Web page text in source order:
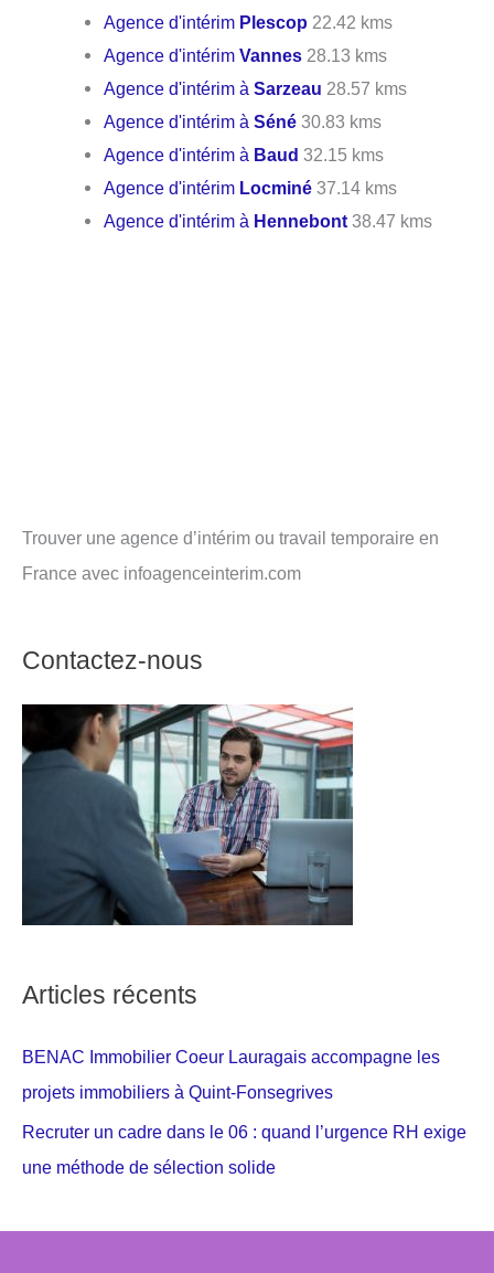
Agence d'intérim Plescop 22.42 kms
Agence d'intérimVannes 28.13 kms
Agence d'intérim àSarzeau 28.57 kms
Agence d'intérim àSéné 30.83 kms
Agence d'intérim à Baud 32.15 kms
Agence d'intérim Locminé 37.14 kms
Agence d'intérim à Hennebont 38.47 kms
Trouver une agence d’intérim ou travail temporaire en
France avec infoagenceinterim.com
Contactez-nous
Articles récents
BENAC Immobilier Coeur Lauragais accompagne les
projets immobiliers à Quint-Fonsegrives
Recruter un cadre dans le 06 : quand l’urgence RH exige
une méthode de sélection solide